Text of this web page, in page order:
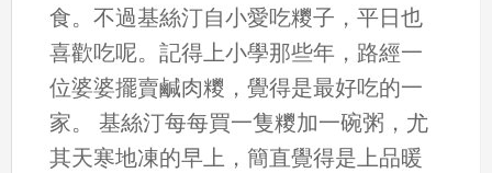
食。不過基絲汀自小愛吃糭子，平日也
喜歡吃呢。記得上小學那些年，路經一
位婆婆擺賣鹹肉糭，覺得是最好吃的一
家。 基絲汀每每買一隻糭加一碗粥，尤
其天寒地凍的早上，簡直覺得是上品暖